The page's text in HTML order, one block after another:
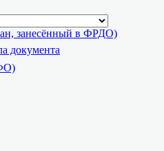
занесённый в ФРДО)
документа